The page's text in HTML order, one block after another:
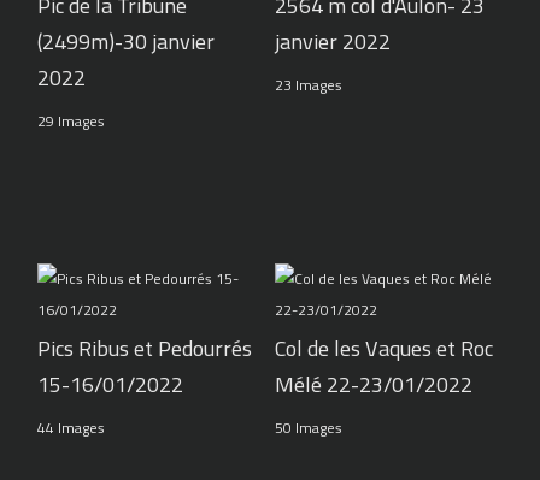
(2499m)-30 janvier
2022
29 Images
janvier 2022
23 Images
Pics Ribus et Pedourrés
15-16/01/2022
44 Images
Col de les Vaques et Roc
Mélé 22-23/01/2022
50 Images